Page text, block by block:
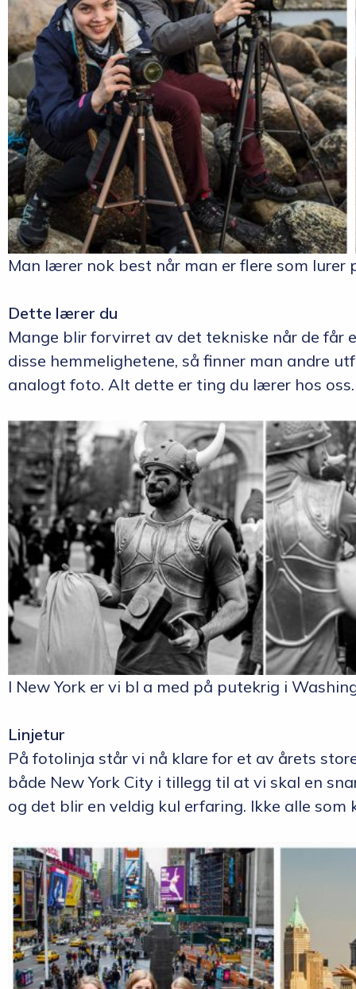
Man lærer nok best når man er flere som
Dette lærer du
Mange blir forvirret av det tekniske når de
disse hemmelighetene, så finner man andre
analogt foto. Alt dette er ting du lærer hos oss.
I New York er vi bl a med på putekrig i
Linjetur
På fotolinja står vi nå klare for et av årets
både New York City i tillegg til at vi skal en
og det blir en veldig kul erfaring. Ikke alle